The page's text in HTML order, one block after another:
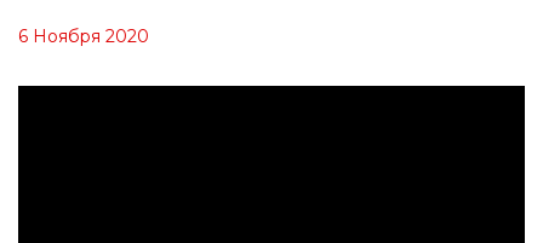
6 Ноября 2020